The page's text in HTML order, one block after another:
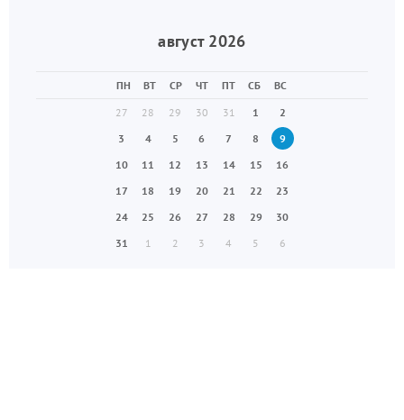
август 2026
ПН ВТ СР ЧТ ПТ СБ
ВС
27
28 29 30 31 1
2
3
4 5 6 7 8
9
10
11 12 13 14 15
16
17
18 19 20 21 22
23
24
25 26 27 28 29
30
31
1 2 3 4 5 6